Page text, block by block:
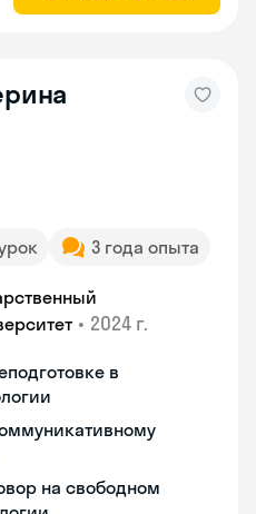
3 года опыта
• 2024 г.
в
на свободном